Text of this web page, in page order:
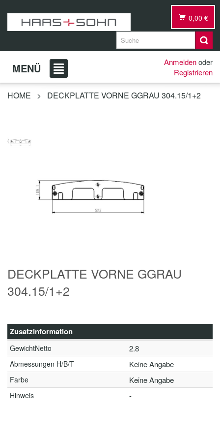
0,00 €
MENÜ Anmeldenoder
Registrieren
HOME > DECKPLATTE VORNE GGRAU 304.15/1+2
DECKPLATTE VORNE GGRAU
304.15/1+2
Zusatzinformation
GewichtNetto 2.8
Abmessungen H/B/T Keine Angabe
Farbe Keine Angabe
Hinweis -